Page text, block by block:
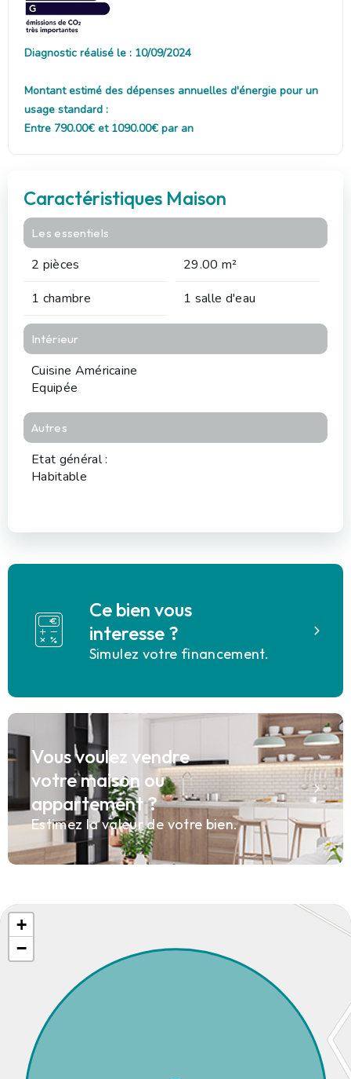
Diagnostic réalisé le : 10/09/2024
Montant estimé des dépenses annuelles d'énergie pour un
usage standard :
Entre 790.00€ et 1090.00€ par an
Caractéristiques Maison
Les essentiels
2 pièces
29.00 m²
1 chambre
1 salle d'eau
Intérieur
Cuisine Américaine
Equipée
Autres
Etat général :
Habitable
Ce bien vous
interesse ?
Simulez votre financement.
Vous voulez vendre
votre maison ou
appartement ?
Estimez la valeur de votre bien.
+
−